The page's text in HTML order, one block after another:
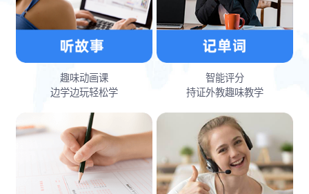
趣味动画课
边学边玩轻松学
智能评分
持证外教趣味教学